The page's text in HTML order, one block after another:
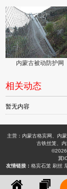
内蒙古被动防护网
相关动态
暂无内容
主营：内蒙古格宾网、内
古铁丝笼、
冀
友情链接： 格宾石笼 刷丝